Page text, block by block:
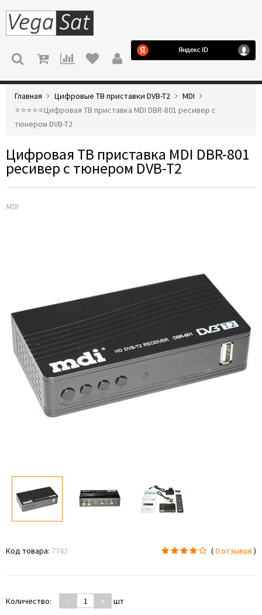
МЕНЮ
Главная Цифровые ТВ приставки DVB-T2
MDI
⭐️⭐️⭐️⭐️⭐️Цифровая ТВ приставка MDI DBR-801 ресивер с
тюнером DVB-T2
Цифровая ТВ приставка MDI DBR-801
ресивер с тюнером DVB-T2
MDI
Код товара: 7742 (0 отзывов )
Количество: - + шт